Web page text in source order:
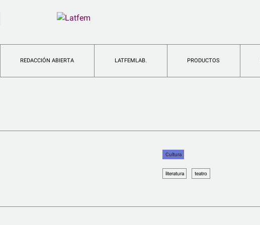
REDACCIÓN ABIERTA LATFEMLAB. PRODUCTOS
Cultura
literatura teatro